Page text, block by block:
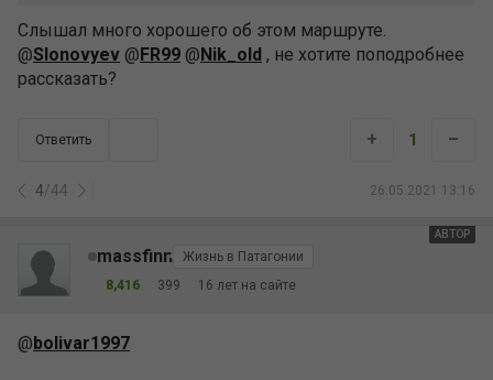
Слышал много хорошего об этом маршруте.
@Slonovyev @FR99 @Nik_old , не хотите поподробнее
рассказать?
Ответить
4/44 26.05.2021 13:16
+ 1 –
АВТОР
massfinn
Жизнь в Патагонии
8,416
399 16 лет на сайте
@bolivar1997